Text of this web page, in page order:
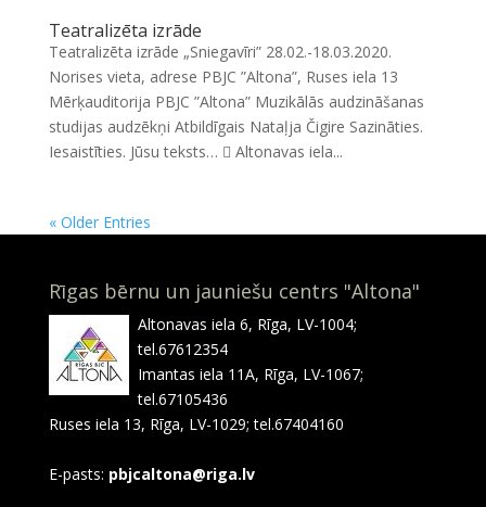
Teatralizēta izrāde
Teatralizēta izrāde „Sniegavīri” 28.02.-18.03.2020.
Norises vieta, adrese PBJC ”Altona”, Ruses iela 13
Mērķauditorija PBJC ”Altona” Muzikālās audzināšanas
studijas audzēkņi Atbildīgais Nataļja Čigire Sazināties.
Iesaistīties. Jūsu teksts…  Altonavas iela...
« Older Entries
Rīgas bērnu un jauniešu centrs "Altona"
Altonavas iela 6, Rīga, LV-1004;
tel.67612354
Imantas iela 11A, Rīga, LV-1067;
tel.67105436
Ruses iela 13, Rīga, LV-1029; tel.67404160
E-pasts: pbjcaltona@riga.lv